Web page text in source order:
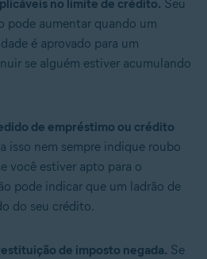
no limite de crédito. Seu
pode aumentar quando um
é aprovado para um
se alguém estiver acumulando
de empréstimo ou crédito
isso nem sempre indique roubo
você estiver apto para o
pode indicar que um ladrão de
do seu crédito.
de imposto negada. Se